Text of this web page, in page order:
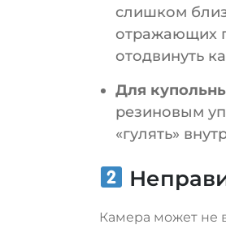
слишком
отражающих
отодвинуть
Для
резиновым
«гулять»
Камера может не